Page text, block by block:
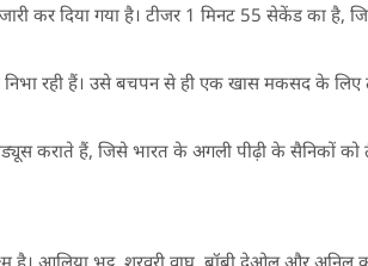
कर दिया गया है। टीजर 1 मिनट 55 सेकेंड का है,
निभा रही हैं। उसे बचपन से ही एक खास मकसद के
कराते हैं, जिसे भारत के अगली पीढ़ी के सैनिकों को
है। आलिया भट्ट, शरवरी वाघ, बॉबी देओल और अनिल